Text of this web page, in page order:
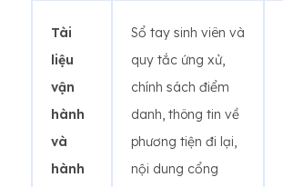
Tài
liệu
vận
hành
và
hành
Sổ tay sinh viên và
quy tắc ứng xử,
chính sách điểm
danh, thông tin về
phương tiện đi lại,
nội dung cổng